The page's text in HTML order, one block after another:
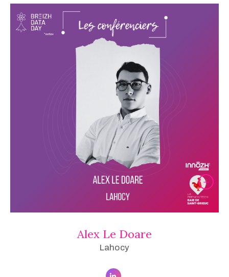
Alex Le Doare
Lahocy